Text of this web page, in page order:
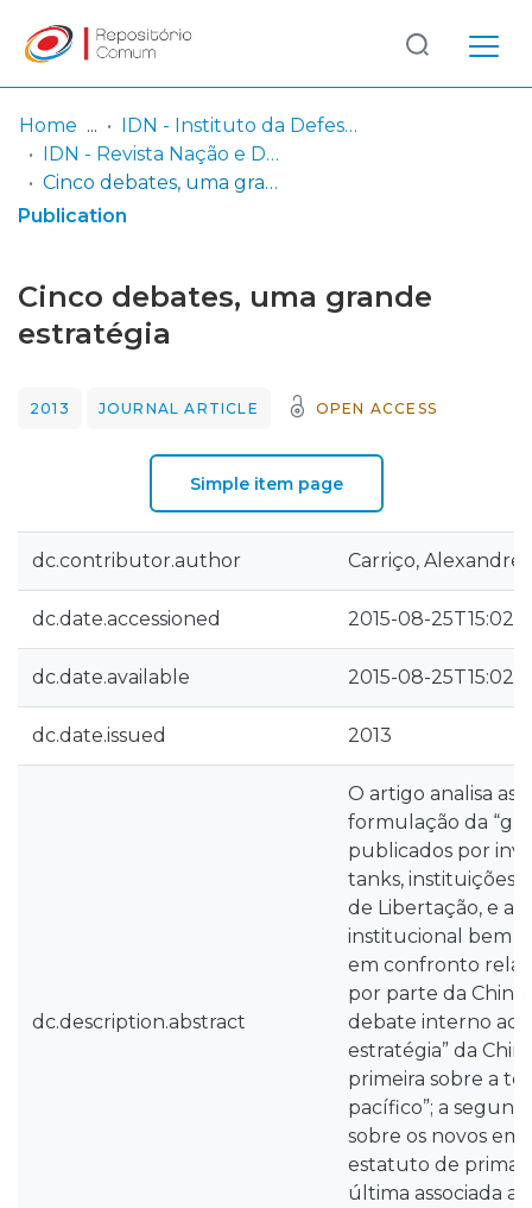
Communities
& Collections
Log
In
(current)
Home
IDN - Instituto da Defesa Nacional
IDN - Revista Nação e Defesa
Cinco debates, uma grande estratégia
Publication
Cinco debates, uma grande
estratégia
2013 JOURNAL ARTICLE OPEN ACCESS
Simple item page
dc.contributor.author Carriço, Alexandre
dc.date.accessioned 2015-08-
dc.date.available 2015-08-
dc.date.issued 2013
dc.description.abstract
O artigo analisa as
formulação da
publicados por
tanks, instituições
de Libertação, e
institucional bem
em confronto
por parte da
debate interno
estratégia” da
primeira sobre a
pacífico”; a
sobre os novos
estatuto de
última associada